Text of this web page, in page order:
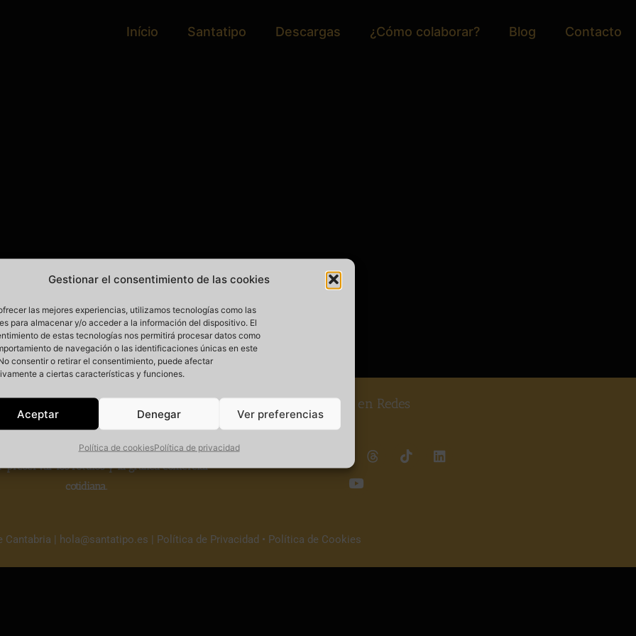
Gestionar el consentimiento de las cookies
las mejores experiencias, utilizamos tecnologías como las
para almacenar y/o acceder a la información del dispositivo. El
de estas tecnologías nos permitirá procesar datos como
de navegación o las identificaciones únicas en este
consentir o retirar el consentimiento, puede afectar
a ciertas características y funciones.
Aceptar Denegar Ver preferencias
Política de cookiesPolítica de privacidad
Início Santatipo Descargas ¿Cómo colaborar? Blog Contacto
proyecto cultural sin ánimo de lucro que
preservar los rótulos y la gráfica comercial
cotidiana.
Siguenos en Redes
Cantabria | hola@santatipo.es | Política de Privacidad • Política de Cookies